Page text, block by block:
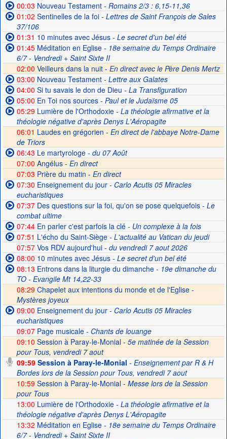
00:03 Nouveau Testament- Romains 2/3 : 6,15-11,36
01:02 Sentinelles de la foi- Lettres de Saint François de Sales
37/106
01:31 10 minutes avec Jésus- Le secret d'un bel été
01:45Méditation en Eglise- 18e semaine du Temps Ordinaire
6/7 - Vendredi + Saint Sixte II
02:00 Veilleurs dans la nuit - En direct avec le Père Denis Mertz
03:00 Nouveau Testament- Lettre aux Galates
04:00 Si tu savais le don de Dieu - La Transfiguration
05:00 En Toi nos sources- Paul et le Judaïsme 05
05:29Lumière de l'Orthodoxie- La théologie afirmative et la
théologie négative d'après Denys L'Aéropagite
06:01 Laudes en grégorien - En direct de l'abbaye Notre-Dame
de Triors
06:43 Le martyrologe- du 07 Août
07:00 Angélus - En direct
07:03 Prière du matin - En direct
07:30 Enseignement du jour- Carlo Acutis 05 Miracles
eucharistiques
07:37Des questions sur la foi, qu'on se pose quelquefois- Le
combat ultime
07:44En parler c'est parfois la clé- Un complexe à la fois
07:51 L'écho du Saint-Siège- L'actualité au Vatican du jeudi
07:57Vos RDV aujourd'hui- du vendredi 7 aout 2026
08:00 10 minutes avec Jésus- Le secret d'un bel été
08:13 Entrons dans la liturgie du dimanche- 19e dimanche du
TO - Evangile Mt 14,22-33
08:29 Chapelet aux intentions du monde et de l'Eglise -
Mystères joyeux
09:00 Enseignement du jour- Carlo Acutis 05 Miracles
eucharistiques
09:07Page musicale- Chants de louange
09:10 Session à Paray-le-Monial - 5e matinée de la Session
pour Tous, vendredi 7 aout
09:59Session à Paray-le-Monial - Enseignement par R & H
Bordes lors de la Session pour Tous, vendredi 7 aout
10:59 Session à Paray-le-Monial - Messe lors de la Session
pour Tous
13:00 Lumière de l'Orthodoxie- La théologie afirmative et la
théologie négative d'après Denys L'Aéropagite
13:32 Méditation en Eglise- 18e semaine du Temps Ordinaire
6/7 - Vendredi + Saint Sixte II